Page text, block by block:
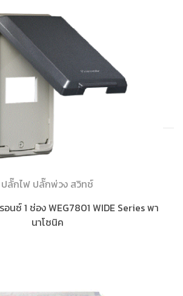
ปลั๊กไฟ ปลั๊กพ่วง สวิทช์
นซ์ 1 ช่อง WEG7801 WIDE Series พา
นาโซนิค